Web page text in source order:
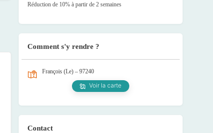
Réduction de 10% à partir de 2 semaines
Comment s'y rendre ?
François (Le) – 97240
Voir la carte
Contact